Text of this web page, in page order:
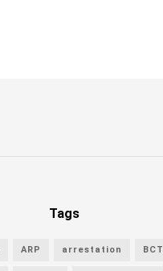
Tags
ARP arrestation BCT